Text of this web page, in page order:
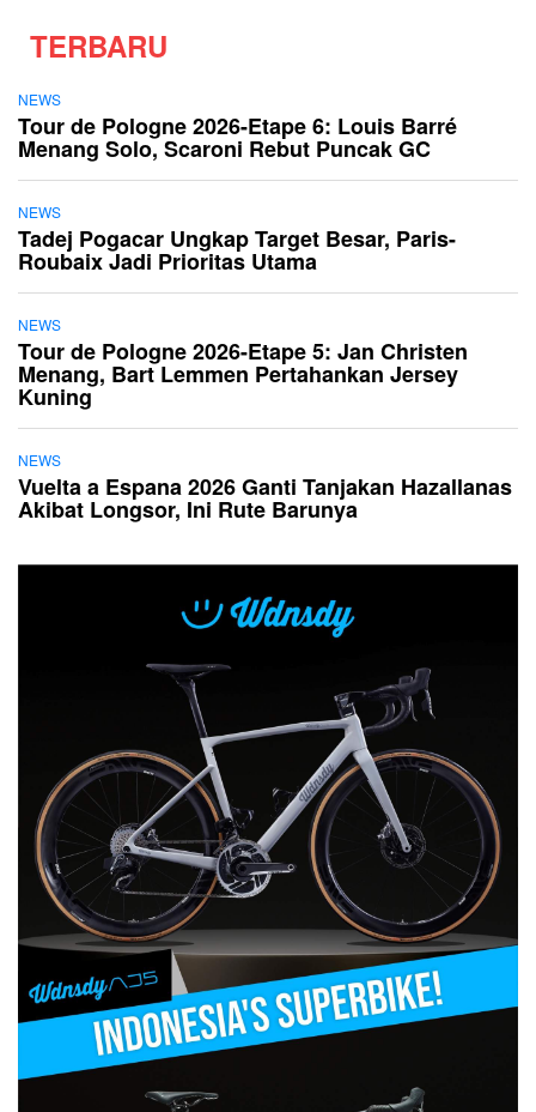
TERBARU
NEWS
Tour de Pologne 2026-Etape 6: Louis Barré
Menang Solo, Scaroni Rebut Puncak GC
NEWS
Tadej Pogacar Ungkap Target Besar, Paris-
Roubaix Jadi Prioritas Utama
NEWS
Tour de Pologne 2026-Etape 5: Jan Christen
Menang, Bart Lemmen Pertahankan Jersey
Kuning
NEWS
Vuelta a Espana 2026 Ganti Tanjakan Hazallanas
Akibat Longsor, Ini Rute Barunya